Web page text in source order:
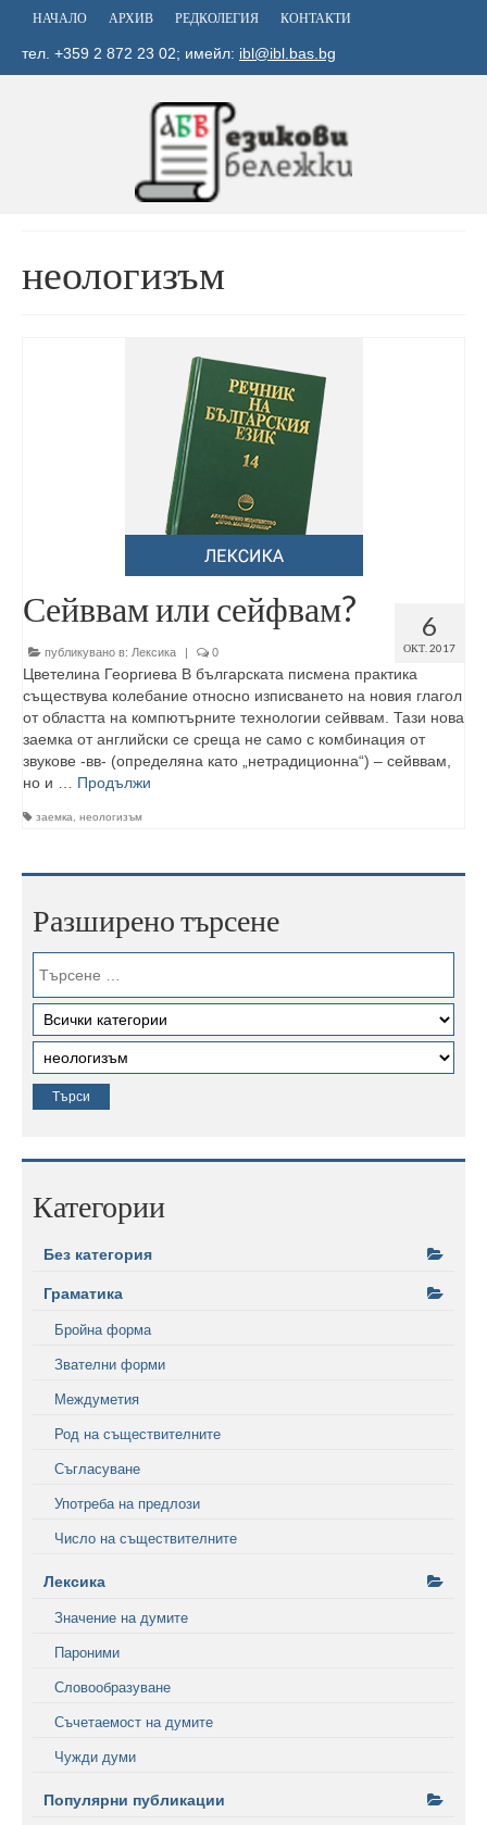
НАЧАЛО АРХИВ РЕДКОЛЕГИЯ КОНТАКТИ
тел. +359 2 872 23 02; имейл: ibl@ibl.bas.bg
неологизъм
6
ОКТ. 2017
Сейввам или сейфвам?
публикувано в: Лексика | 0
Цветелина Георгиева В българската писмена практика
съществува колебание относно изписването на новия глагол
от областта на компютърните технологии сейввам. Тази нова
заемка от английски се среща не само с комбинация от
звукове -вв- (определяна като „нетрадиционна“) – сейввам,
но и … Продължи
заемка неологизъм
Разширено търсене
Категории
Без категория
Граматика
Бройна форма
Звателни форми
Междуметия
Род на съществителните
Съгласуване
Употреба на предлози
Число на съществителните
Лексика
Значение на думите
Пароними
Словообразуване
Съчетаемост на думите
Чужди думи
Популярни публикации